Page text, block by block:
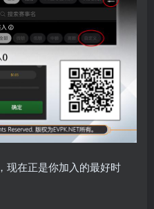
，现在正是你加入的最好时